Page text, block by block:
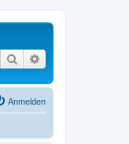
Suche
Anmelden